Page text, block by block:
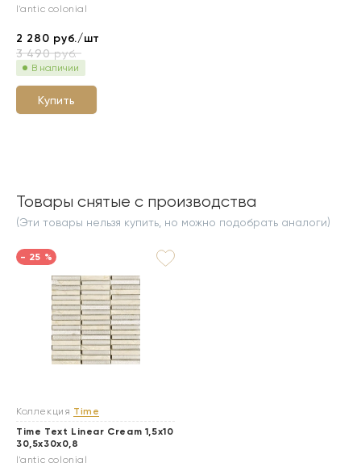
l'antic colonial
2 280 руб./шт
3 490руб.
В наличии
Купить
Товары снятые с производства
(Эти товары нельзя купить, но можно подобрать аналоги)
- 25 %
Коллекция Time
Time Text Linear Cream 1,5x10
30,5x30x0,8
l'antic colonial